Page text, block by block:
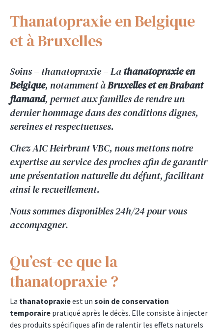
Thanatopraxie en Belgique
et à Bruxelles
Soins – thanatopraxie – Lathanatopraxie en
Belgique, notamment àBruxelles et en Brabant
flamand, permet aux familles de rendre un
dernier hommage dans des conditions dignes,
sereines et respectueuses.
Chez AIC Heirbrant VBC, nous mettons notre
expertise au service des proches afin de garantir
une présentation naturelle du défunt, facilitant
ainsi le recueillement.
Nous sommes disponibles 24h/24 pour vous
accompagner.
Qu’est-ce que la
thanatopraxie ?
La thanatopraxieest un soin de conservation
temporaire pratiqué après le décès. Elle consiste à injecter
des produits spécifiques afin de ralentir les effets naturels